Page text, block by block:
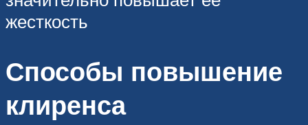
жесткость
Способы повышение
клиренса